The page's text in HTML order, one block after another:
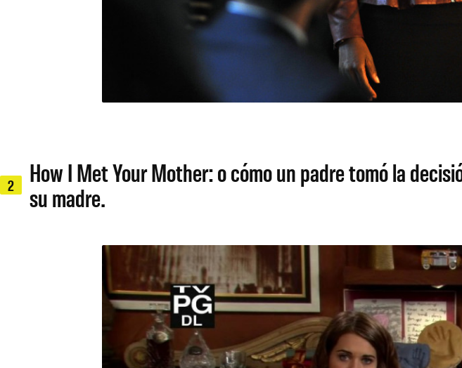
2
How I Met Your Mother: o cómo un padre tomó la
su madre.